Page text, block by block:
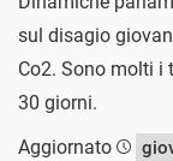
sul disagio
Co2. Sono molti
30 giorni.
Aggiornato